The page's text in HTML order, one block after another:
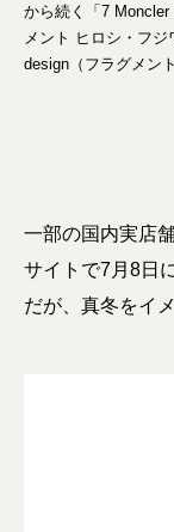
から続く「7
メント ヒロシ・フ
design（フラグメン
一部の国内実店
サイトで7月8日
だが、真冬をイ